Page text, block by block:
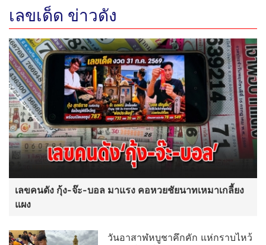
เลขเด็ด ข่าวดัง
เลขคนดัง กุ้ง-จ๊ะ-บอล มาแรง คอหวยชัยนาทเหมาเกลี้ยง
แผง
วันอาสาฬหบูชาคึกคัก แห่กราบไหว้